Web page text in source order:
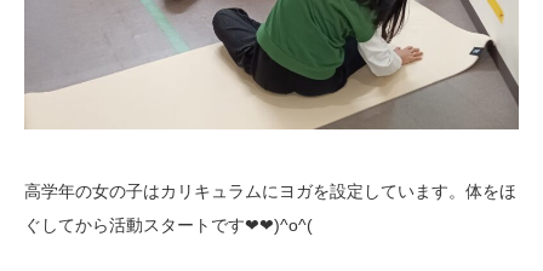
高学年の女の子はカリキュラムにヨガを設定しています。体をほ
ぐしてから活動スタートです❤❤)^o^(